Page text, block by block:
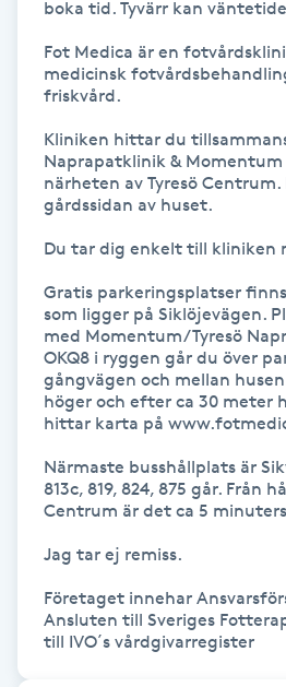
Färgning
Föning
Gel naglar
Gelenaglar
Gellack
Gellack med förstärkning
Gravidyoga
Gruppträning
Gua Sha-massage
boka tid. Tyvärr kan
Fot Medica är en
medicinsk
friskvård.
Kliniken hittar du
Naprapatklinik & Momentum
närheten av Tyresö
gårdssidan av huset.
Du tar dig enkelt till kliniken
Gratis parkeringsplatser
som ligger på Siklöjevägen.
med Momentum/Tyresö
OKQ8 i ryggen går du över
gångvägen och mellan
höger och efter ca 30 meter
hittar karta på
Närmaste busshållplats är
813c, 819, 824, 875 går. Från
Centrum är det ca 5
Jag tar ej remiss.
Företaget innehar
Ansluten till Sveriges
till IVO´s vårdgivarregister